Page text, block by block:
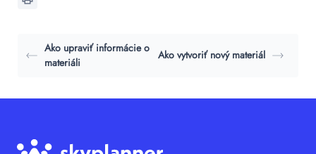
Ako upraviť informácie o
materiáli
Ako vytvoriť nový materiál